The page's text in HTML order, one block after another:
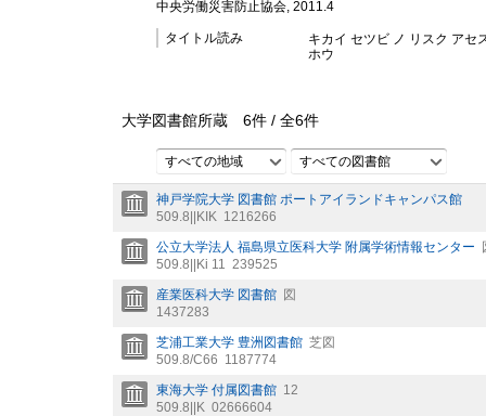
中央労働災害防止協会, 2011.4
タイトル読み
キカイ セツビ ノ リスク アセ
ホウ
大学図書館所蔵 6件 / 全6件
すべての地域 すべての図書館
神戸学院大学 図書館 ポートアイランドキャンパス館
509.8||KIK 1216266
公立大学法人 福島県立医科大学 附属学術情報センター
509.8||Ki 11
239525
産業医科大学 図書館 図
1437283
芝浦工業大学 豊洲図書館 芝図
509.8/C66 1187774
東海大学 付属図書館 12
509.8||K 02666604